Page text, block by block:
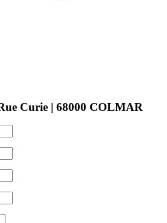
Curie | 68000 COLMAR